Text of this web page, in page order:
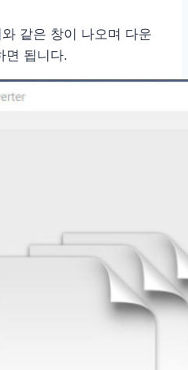
같은 창이 나오며 다운
면 됩니다.